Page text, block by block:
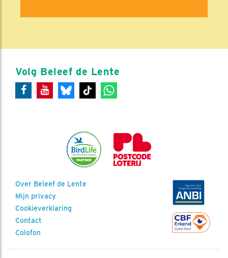
Volg Beleef de Lente
Over Beleef de Lente
Mijn privacy
Cookieverklaring
Contact
Colofon